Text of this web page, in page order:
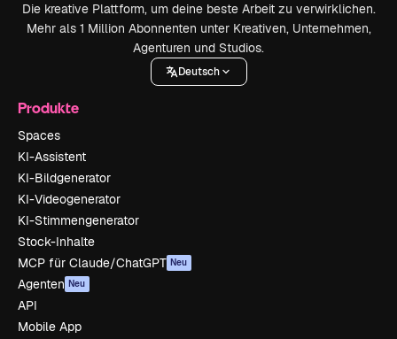
Die kreative Plattform, um deine beste Arbeit zu verwirklichen.
Mehr als 1 Million Abonnenten unter Kreativen, Unternehmen,
Agenturen und Studios.
Deutsch
Produkte
Spaces
KI-Assistent
KI-Bildgenerator
KI-Videogenerator
KI-Stimmengenerator
Stock-Inhalte
MCP für Claude/ChatGPT Neu
Agenten Neu
API
Mobile App